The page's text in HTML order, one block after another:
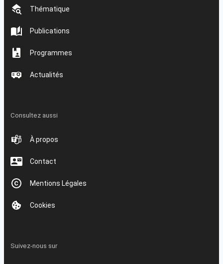
Thématique
Publications
Programmes
Actualités
Consultez aussi
À propos
Contact
Mentions Légales
Cookies
Suivez-nous sur